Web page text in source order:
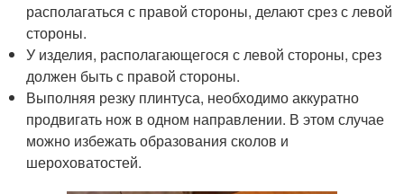
располагаться с правой стороны, делают срез с левой
стороны.
У изделия, располагающегося с левой стороны, срез
должен быть с правой стороны.
Выполняя резку плинтуса, необходимо аккуратно
продвигать нож в одном направлении. В этом случае
можно избежать образования сколов и
шероховатостей.